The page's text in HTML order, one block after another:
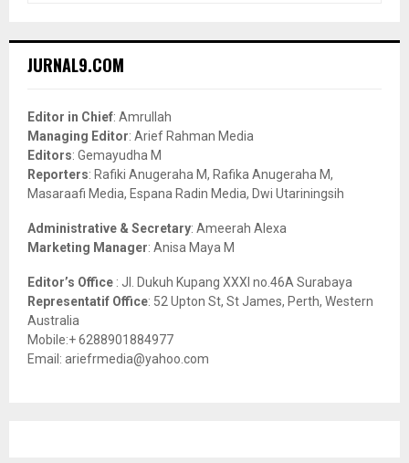
h
o
r
:
JURNAL9.COM
Editor in Chief: Amrullah
Managing Editor: Arief Rahman Media
Editors: Gemayudha M
Reporters: Rafiki Anugeraha M, Rafika Anugeraha M,
Masaraafi Media, Espana Radin Media, Dwi Utariningsih
Administrative & Secretary: Ameerah Alexa
Marketing Manager: Anisa Maya M
Editor’s Office : Jl. Dukuh Kupang XXXI no.46A Surabaya
Representatif Office: 52 Upton St, St James, Perth, Western
Australia
Mobile:+ 6288901884977
Email: ariefrmedia@yahoo.com